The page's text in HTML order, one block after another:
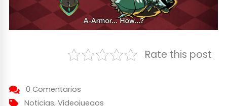
Rate this post
0 Comentarios
Noticias, Videojuegos